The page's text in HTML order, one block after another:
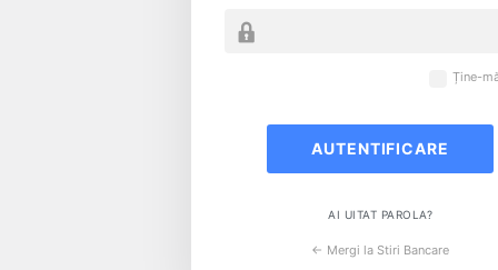
Ține-
AI UITAT PAROLA?
← Mergi la Stiri Bancare